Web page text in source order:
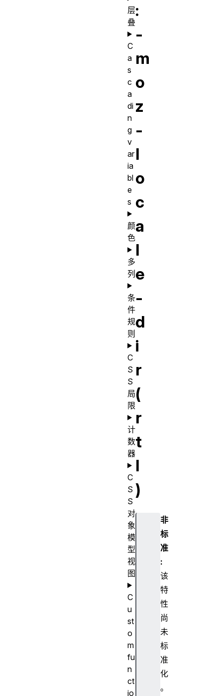
:
-
m
o
z
-
l
o
c
a
l
e
-
d
i
r
(
r
t
l
)
非
标
准
:
该
特
性
尚
未
标
准
化
。
层
叠
C
a
s
c
a
di
n
g
v
ar
ia
bl
e
s
颜
色
多
列
条
件
规
则
C
S
S
局
限
计
数
器
C
S
S
对
象
模
型
视
图
C
u
st
o
m
fu
n
ct
io